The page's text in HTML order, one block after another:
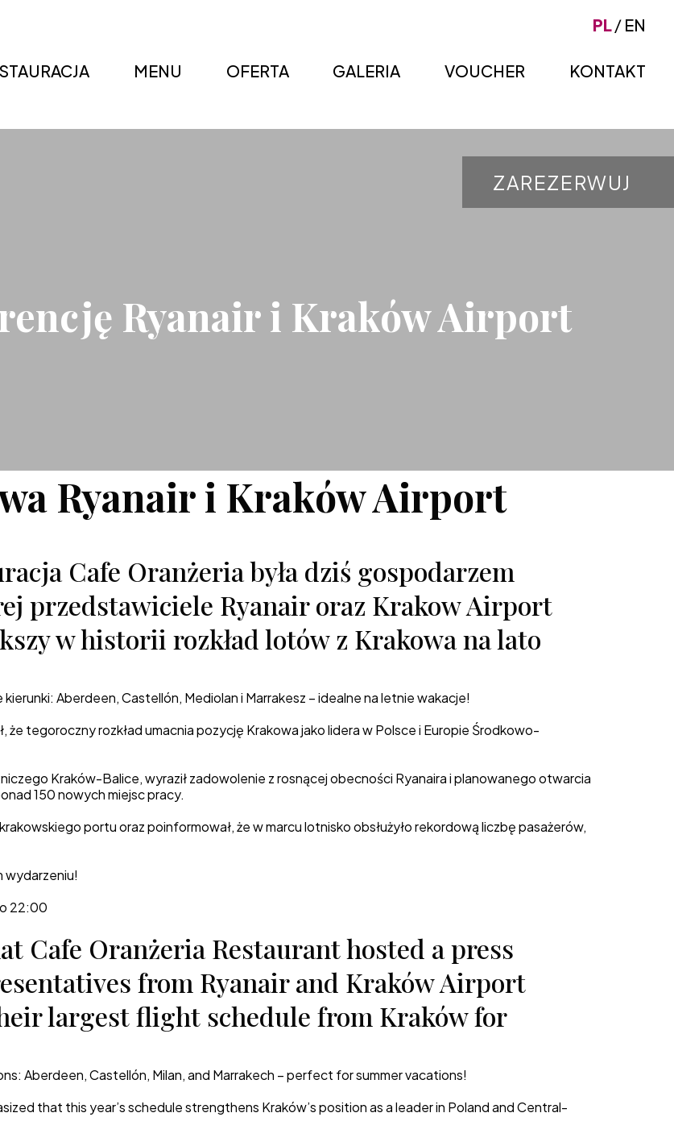
PL EN
MENU OFERTA GALERIA VOUCHER KONTAKT
Ryanair i Kraków Airport
ZAREZERWUJ
Ryanair i Kraków Airport
Cafe Oranżeria była dziś gospodarzem
przedstawiciele Ryanair oraz Krakow Airport
w historii rozkład lotów z Krakowa na lato
Aberdeen, Castellón, Mediolan i Marrakesz – idealne na letnie wakacje!
że tegoroczny rozkład umacnia pozycję Krakowa jako lidera w Polsce i Europie Środkowo-
Kraków-Balice, wyraził zadowolenie z rosnącej obecności Ryanaira i planowanego otwarcia
150 nowych miejsc pracy.
portu oraz poinformował, że w marcu lotnisko obsłużyło rekordową liczbę pasażerów,
wydarzeniu!
22:00
Cafe Oranżeria Restaurant hosted a press
from Ryanair and Kraków Airport
largest flight schedule from Kraków for
Aberdeen, Castellón, Milan, and Marrakech – perfect for summer vacations!
that this year’s schedule strengthens Kraków’s position as a leader in Poland and Central-